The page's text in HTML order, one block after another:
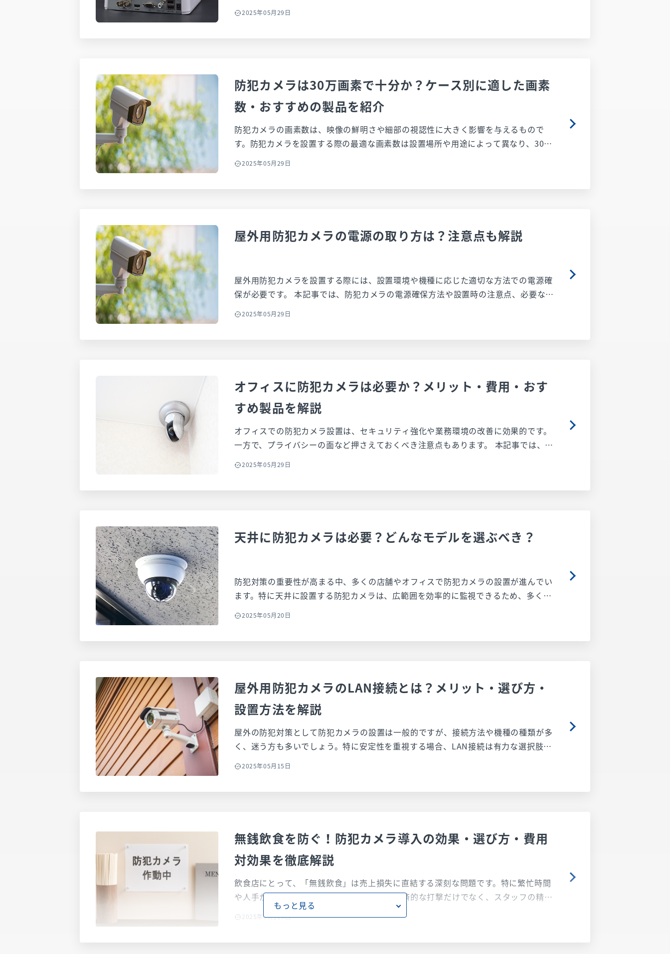
が一の際の証拠として活用できます。 本記事では、防犯カメラ選定時に押さえておく
2025年05月29日
防犯カメラは30万画素で十分か？ケース別に適した画素
数・おすすめの製品を紹介
防犯カメラの画素数は、映像の鮮明さや細部の視認性に大きく影響を与えるもので
す。防犯カメラを設置する際の最適な画素数は設置場所や用途によって異なり、30万
画素では不十分なケースもあります。 本記事では、防犯カメラの画素数の基礎知識か
2025年05月29日
屋外用防犯カメラの電源の取り方は？注意点も解説
屋外用防犯カメラを設置する際には、設置環境や機種に応じた適切な方法での電源確
保が必要です。 本記事では、防犯カメラの電源確保方法や設置時の注意点、必要な資
格について詳しく解説します。また、設置工事の依頼が必要なケース・不要なケース
2025年05月29日
オフィスに防犯カメラは必要か？メリット・費用・おす
すめ製品を解説
オフィスでの防犯カメラ設置は、セキュリティ強化や業務環境の改善に効果的です。
一方で、プライバシーの面など押さえておくべき注意点もあります。 本記事では、オ
フィスでの防犯カメラ設置のメリット・デメリット、導入費用、最適な設置場所につ
2025年05月29日
天井に防犯カメラは必要？どんなモデルを選ぶべき？
防犯対策の重要性が高まる中、多くの店舗やオフィスで防犯カメラの設置が進んでい
ます。特に天井に設置する防犯カメラは、広範囲を効率的に監視できるため、多くの
シーンで活用されています。しかし、どのような防犯カメラを選べばよいのか迷う方
な防犯カメラを選びましょう。
2025年05月20日
屋外用防犯カメラのLAN接続とは？メリット・選び方・
設置方法を解説
屋外の防犯対策として防犯カメラの設置は一般的ですが、接続方法や機種の種類が多
く、迷う方も多いでしょう。特に安定性を重視する場合、LAN接続は有力な選択肢で
す。しかし、「配線が大変そう」「Wi-Fiとどっちがいいの？」といった疑問も。この
2025年05月15日
無銭飲食を防ぐ！防犯カメラ導入の効果・選び方・費用
対効果を徹底解説
飲食店にとって、「無銭飲食」は売上損失に直結する深刻な問題です。特に繁忙時間
や人手が足りない時間帯に発生しやすく、経済的な打撃だけでなく、スタッフの精神
的な負担増や店舗への信頼低下にもつながりかねません。 このような状況への有効な
2025年05月15日
もっと見る